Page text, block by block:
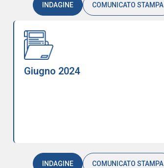
INDAGINE COMUNICATO STAMPA
Giugno 2024
INDAGINE COMUNICATO STAMPA